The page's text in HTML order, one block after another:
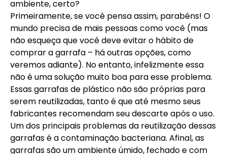
ambiente, certo?
Primeiramente, se você pensa assim, parabéns! O
mundo precisa de mais pessoas como você (mas
não esqueça que você deve evitar o hábito de
comprar a garrafa – há outras opções, como
veremos adiante). No entanto, infelizmente essa
não é uma solução muito boa para esse problema.
Essas garrafas de plástico não são próprias para
serem reutilizadas, tanto é que até mesmo seus
fabricantes recomendam seu descarte após o uso.
Um dos principais problemas da reutilização dessas
garrafas é a contaminação bacteriana. Afinal, as
garrafas são um ambiente úmido, fechado e com